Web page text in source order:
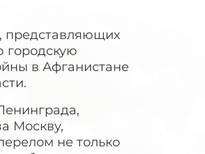
представляющих
городскую
в Афганистане
Москву,
не только